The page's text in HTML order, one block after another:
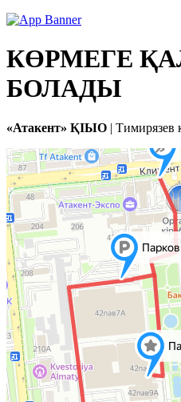
КӨРМЕГЕ
БОЛАДЫ
«Атакент» ҚІЫО | Тимирязев